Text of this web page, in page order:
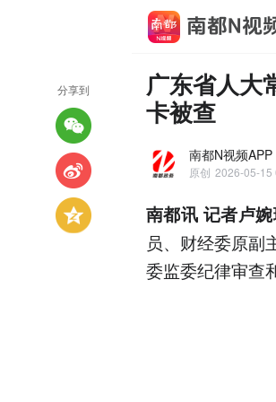
广东省人大
卡被查
南都N视频APP
原创 2026-05-15
南都讯 记者卢
员、财经委原副
委监委纪律审查
分享到